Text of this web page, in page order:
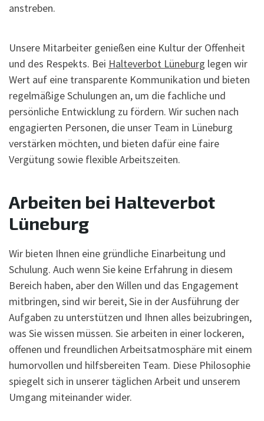
anstreben.
Unsere Mitarbeiter genießen eine Kultur der Offenheit
und des Respekts. Bei Halteverbot Lüneburg legen wir
Wert auf eine transparente Kommunikation und bieten
regelmäßige Schulungen an, um die fachliche und
persönliche Entwicklung zu fördern. Wir suchen nach
engagierten Personen, die unser Team in Lüneburg
verstärken möchten, und bieten dafür eine faire
Vergütung sowie flexible Arbeitszeiten.
Arbeiten bei Halteverbot
Lüneburg
Wir bieten Ihnen eine gründliche Einarbeitung und
Schulung. Auch wenn Sie keine Erfahrung in diesem
Bereich haben, aber den Willen und das Engagement
mitbringen, sind wir bereit, Sie in der Ausführung der
Aufgaben zu unterstützen und Ihnen alles beizubringen,
was Sie wissen müssen. Sie arbeiten in einer lockeren,
offenen und freundlichen Arbeitsatmosphäre mit einem
humorvollen und hilfsbereiten Team. Diese Philosophie
spiegelt sich in unserer täglichen Arbeit und unserem
Umgang miteinander wider.